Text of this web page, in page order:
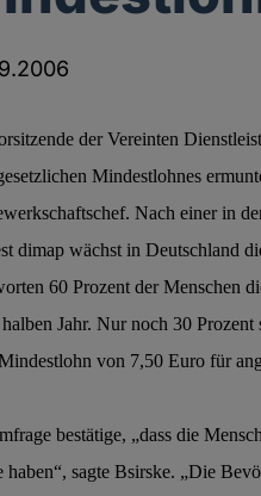
der Vereinten
Mindestlohnes
Nach einer in
dimap wächst in Deutschland
60 Prozent der Menschen
Jahr. Nur noch 30
von 7,50 Euro für
bestätige, „dass die
haben“, sagte Bsirske. „Die